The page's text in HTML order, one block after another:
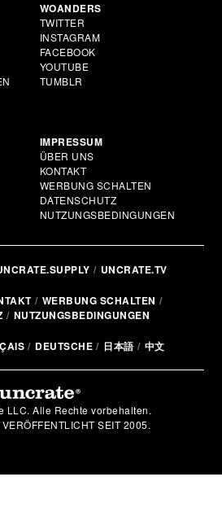
WOANDERS
TWITTER
INSTAGRAM
FACEBOOK
YOUTUBE
TUMBLR
IMPRESSUM
ÜBER UNS
KONTAKT
WERBUNG SCHALTEN
DATENSCHUTZ
NUTZUNGSBEDINGUNGEN
UNCRATE.TV
WERBUNG SCHALTEN
NUTZUNGSBEDINGUNGEN
DEUTSCHE 日本語 中文
LLC. Alle Rechte vorbehalten.
SEIT 2005.